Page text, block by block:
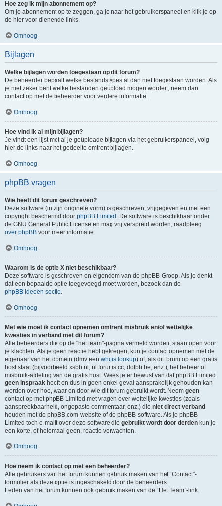
Hoe zeg ik mijn abonnement op?
Om je abonnement op te zeggen, ga je naar het gebruikerspaneel en klik je op
de hier voor dienende links.
Omhoog
Bijlagen
Welke bijlagen worden toegestaan op dit forum?
De beheerder bepaalt welke bestandstypes al dan niet toegestaan worden. Als
je niet zeker bent welke bestanden geüpload mogen worden, neem dan
contact op met de beheerder voor verdere informatie.
Omhoog
Hoe vind ik al mijn bijlagen?
Je vindt een lijst met al je geüploade bijlagen via het gebruikerspaneel, volg
hier de links naar het gedeelte omtrent bijlagen.
Omhoog
phpBB vragen
Wie heeft dit forum geschreven?
Deze software (in zijn originele vorm) is geschreven, vrijgegeven en met een
copyright beschermd door phpBB Limited . De software is beschikbaar onder
de GNU General Public License en mag vrij verspreid worden, raadpleeg
over phpBB voor meer informatie.
Omhoog
Waarom is de optie X niet beschikbaar?
Deze software is geschreven en eigendom van de phpBB-Groep. Als je denkt
dat een bepaalde optie toegevoegd moet worden, bezoek dan de
phpBB Ideeën sectie.
Omhoog
Met wie moet ik contact opnemen omtrent misbruik en/of wettelijke
kwesties in verband met dit forum?
Alle beheerders die op de "het team"-pagina vermeld worden, staan open voor
je klachten. Als je geen reactie hebt gekregen, kun je contact opnemen met de
eigenaar van het domein (dmv een whois lookup) of, als dit forum op een gratis
host staat (bijvoorbeeld xsbb.nl, nl.forums.cc, dotbb.be, enz.), het beheer of
misbruik-afdeling van de gratis host. Wees je er bewust van dat phpBB Limited
geen inspraak heeft en dus in geen enkel geval aansprakelijk gehouden kan
worden over hoe, waar en door wie dit forum gebruikt wordt. Neem geen
contact op met phpBB Limited met vragen over wettelijke kwesties (zoals
aanspreekbaarheid, ongepaste commentaar, enz.) die niet direct verband
houden met de phpBB.com-website of de phpBB-software. Als je phpBB
Limited toch e-mailt over deze software die gebruikt wordt door derden kun je
een korte, of helemaal geen, reactie verwachten.
Omhoog
Hoe neem ik contact op met een beheerder?
Alle gebruikers van het forum kunnen gebruik maken van het “Contact”-
formulier als deze optie is ingeschakeld door de beheerders.
Leden van het forum kunnen ook gebruik maken van de “Het Team”-link.